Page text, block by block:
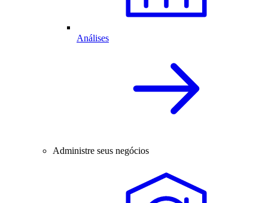
Análises
Administre seus negócios